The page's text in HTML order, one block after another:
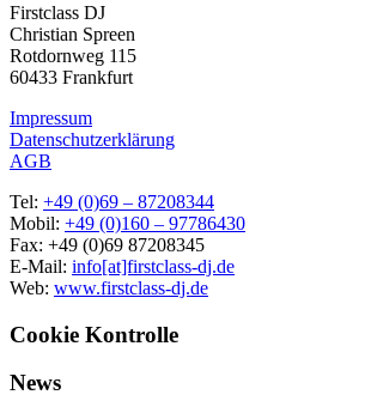
Firstclass DJ
Christian Spreen
Rotdornweg 115
60433 Frankfurt
Impressum
Datenschutzerklärung
AGB
Tel: +49 (0)69 – 87208344
Mobil: +49 (0)160 – 97786430
Fax: +49 (0)69 87208345
E-Mail: info[at]firstclass-dj.de
Web: www.firstclass-dj.de
Cookie Kontrolle
News